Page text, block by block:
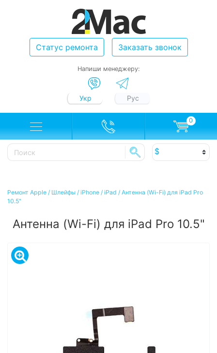
Статус ремонта Заказать звонок
Напиши менеджеру:
Укр Рус
0
Ремонт Apple / Шлейфы / iPhone / iPad / Антенна (Wi-Fi) для iPad Pro
10.5"
Антенна (Wi-Fi) для iPad Pro 10.5"